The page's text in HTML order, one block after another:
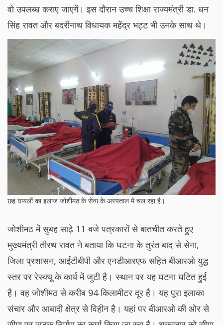
वो उपलब्ध कराए जाएगें। इस दौरान उच्च शिक्षा राज्यमंत्री डा. धन
सिंह रावत और बदरीनाथ विधायक महेंद्र भट्ट भी उनके साथ थे।
छह घायलों का इलाज जोशीमठ के सेना के अस्पताल में चल रहा है।
जोशीमठ में सुबह साढ़े 11 बजे पत्रकारों से बातचीत करते हुए
मुख्यमंत्री तीरथ रावत ने बताया कि घटना के तुरंत बाद से सेना,
जिला प्रशासन, आईटीबीपी और एनडीआरएफ सहित बीआरओ युद्ध
स्तर पर रेस्क्यू के कार्य में जुटी है। स्थान पर यह घटना घटित हुई
है। वह जोशीमठ से करीब 94 किलामीटर दूर है। यह पूरा इलाका
संचार और आबादी क्षेत्र से विहीन है। यहां पर बीआरओ की ओर से